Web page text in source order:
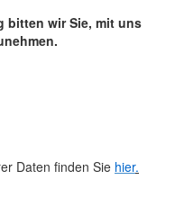
bitten wir Sie, mit uns
Daten finden Sie hier.